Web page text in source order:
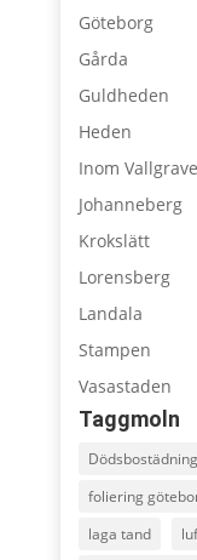
Göteborg
Gårda
Guldheden
Heden
Inom
Johanneberg
Krokslätt
Lorensberg
Landala
Stampen
Vasastaden
Taggmoln
Dödsbostädning
foliering
laga tand